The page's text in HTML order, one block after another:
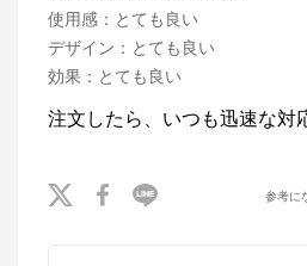
使用感 ： とても良い
デザイン ： とても良い
効果 ： とても良い
注文したら、いつも迅速な対
参考に